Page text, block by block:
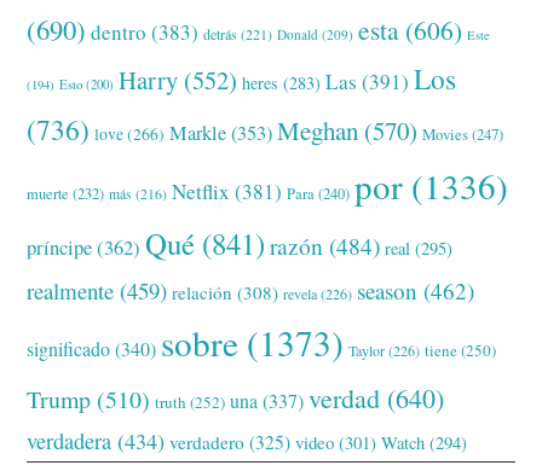
(690) dentro (383) detrás (221) Donald (209) esta (606) Este
(194) Esto (200) Harry (552) heres (283) Las (391) Los
(736) love(266) Markle(353) Meghan (570) Movies(247)
muerte (232) más (216) Netflix (381) Para(240) por (1336)
príncipe(362) Qué (841) razón (484) real (295)
realmente (459) relación (308) revela(226) season (462)
significado(340) sobre (1373) Taylor(226) tiene(250)
Trump (510) truth (252) una (337) verdad (640)
verdadera (434) verdadero (325) video (301) Watch (294)